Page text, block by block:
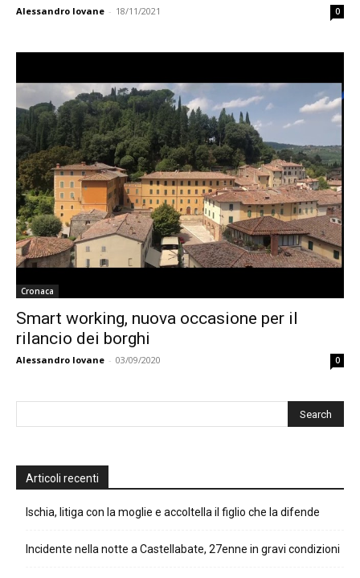
Alessandro Iovane - 18/11/2021 0
Cronaca
Smart working, nuova occasione per il
rilancio dei borghi
Alessandro Iovane - 03/09/2020 0
Articoli recenti
Ischia, litiga con la moglie e accoltella il figlio che la difende
Incidente nella notte a Castellabate, 27enne in gravi condizioni